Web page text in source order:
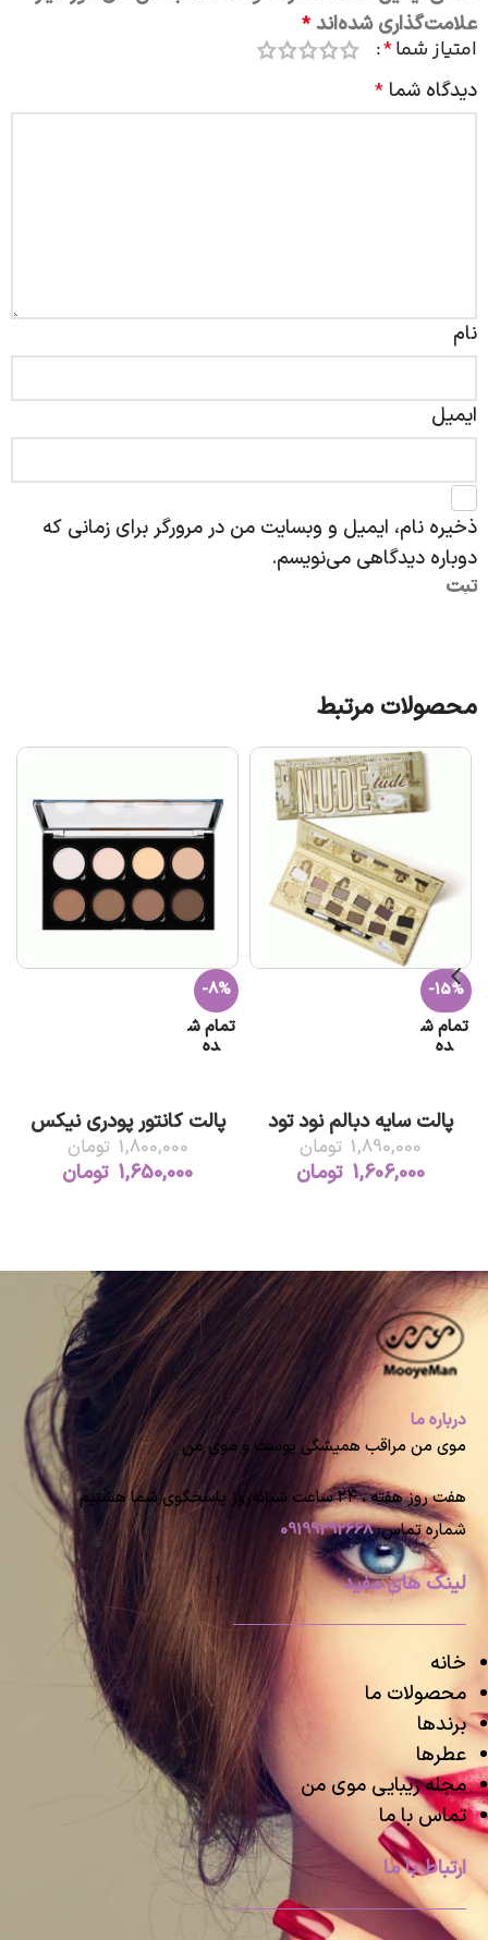
علامت‌گذاری شده‌اند *
امتیاز شما*
دیدگاه شما *
نام
ایمیل
ذخیره نام، ایمیل و وبسایت من در مرورگر برای زمانی که
دوباره دیدگاهی می‌نویسم.
محصولات مرتبط
-15%
تمام ش
ده
پالت سایه دبالم نود تود
1,890,000 تومان
1,606,000 تومان
-8%
تمام ش
ده
پالت کانتور پودری نیکس
1,800,000 تومان
1,650,000 تومان
درباره ما
موی من مراقب همیشگی پوست و موی من
هفت روز هفته ، ۲۴ ساعت شبانه‌روز پاسخگوی شما هستیم
شماره تماس:09199292668
لینک های مفید
خانه
محصولات ما
برندها
عطرها
مجله زیبایی موی من
تماس با ما
ارتباط با ما